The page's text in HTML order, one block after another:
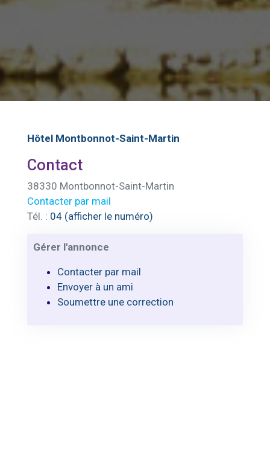
Hôtel Montbonnot-Saint-Martin
Contact
38330 Montbonnot-Saint-Martin
Contacter par mail
Tél. : 04 (afficher le numéro)
Gérer l'annonce
Contacter par mail
Envoyer à un ami
Soumettre une correction